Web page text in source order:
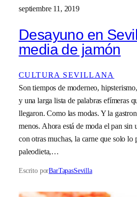
septiembre 11, 2019
Desayuno en
media de jamón
CULTURA SEVILLANA
Son tiempos de moderneo,
y una larga lista de palabras efímeras
llegaron. Como las modas. Y la
menos. Ahora está de moda el pan sin
con otras muchas, la carne que solo lo
paleodieta,…
Escrito porBarTapasSevilla